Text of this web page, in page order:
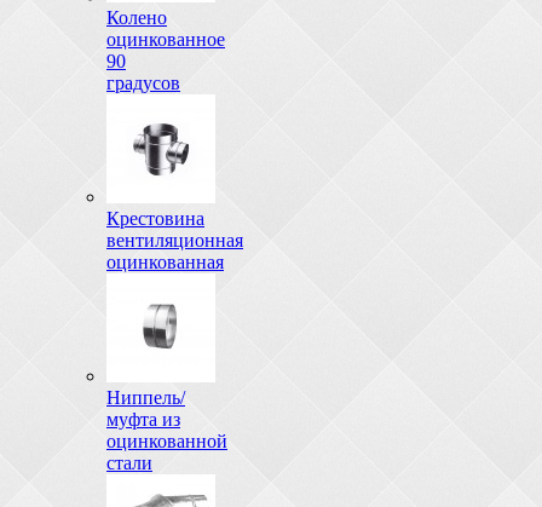
Колено
оцинкованное
90
градусов
Крестовина
вентиляционная
оцинкованная
Ниппель/
муфта из
оцинкованной
стали